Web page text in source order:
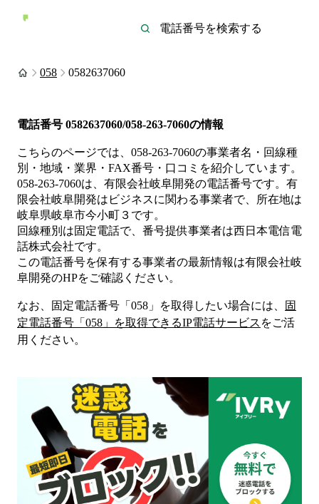
058 0582637060
電話番号 0582637060/058-263-7060の情報
こちらのページでは、 058-263-7060の事業者名・回線種
別・地域・業界・FAX番号・口コミを紹介しています。
058-263-7060は、 有限会社岐阜開発の電話番号です。 有
限会社岐阜開発は ビジネスに関わる事業者で、所在地は
岐阜県岐阜市今小町３ です。
回線種別は固定電話で、番号提供事業者は西日本電信電
話株式会社です。
この電話番号を保有する事業者の最新情報は有限会社岐
阜開発のHPをご確認ください。
なお、固定電話番号「 058 」を取得したい場合には、
固
定電話番号「 058 」を取得できるIP電話サービス をご活
用ください。